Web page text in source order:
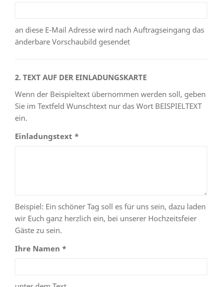
an diese E-Mail Adresse wird nach Auftragseingang das
änderbare Vorschaubild gesendet
2. TEXT AUF DER EINLADUNGSKARTE
Wenn der Beispieltext übernommen werden soll, geben
Sie im Textfeld Wunschtext nur das Wort BEISPIELTEXT
ein.
Einladungstext *
Beispiel: Ein schöner Tag soll es für uns sein, dazu laden
wir Euch ganz herzlich ein, bei unserer Hochzeitsfeier
Gäste zu sein.
Ihre Namen *